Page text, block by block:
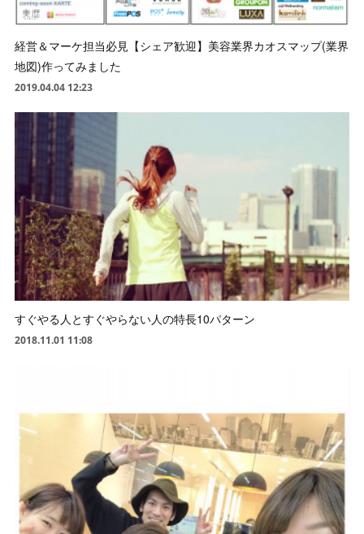
経営＆マーケ担当必見【シェア歓迎】美容業界カオスマップ(業界
地図)作ってみました
2019.04.04 12:23
すぐやる人とすぐやらない人の特長10パターン
2018.11.01 11:08